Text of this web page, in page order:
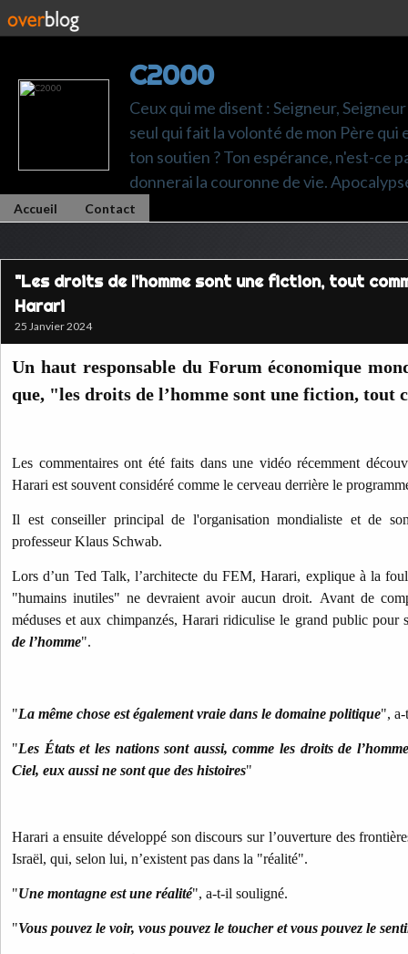
C2000
Ceux qui me disent : Seigneur,
seul qui fait la volonté de mon Père
ton soutien ? Ton espérance, n'est-ce
donnerai la couronne de vie.
Accueil Contact
"Les droits de l’homme sont une fiction, tout
Harari
25 Janvier 2024
Un haut responsable du Forum économique
que, "les droits de l’homme sont une fiction, tout
Les commentaires ont été faits dans une vidéo récemment
Harari est souvent considéré comme le cerveau derrière le
Il est conseiller principal de l'organisation mondialiste et de
professeur Klaus Schwab.
Lors d’un Ted Talk, l’architecte du FEM, Harari, explique à la
"humains inutiles" ne devraient avoir aucun droit. Avant de
méduses et aux chimpanzés, Harari ridiculise le grand public pour
de l’homme".
"La même chose est également vraie dans le domaine politique", a-
"Les États et les nations sont aussi, comme les droits de
Ciel, eux aussi ne sont que des histoires"
Harari a ensuite développé son discours sur l’ouverture des
Israël, qui, selon lui, n’existent pas dans la "réalité".
"Une montagne est une réalité", a-t-il souligné.
"Vous pouvez le voir, vous pouvez le toucher et vous pouvez le